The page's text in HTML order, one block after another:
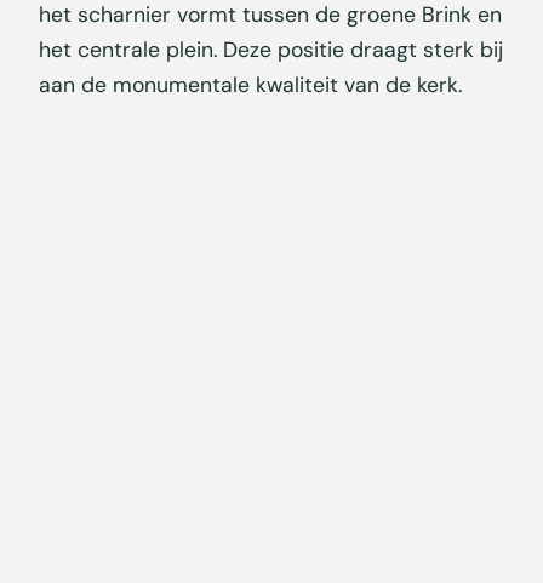
het scharnier vormt tussen de groene Brink en
het centrale plein. Deze positie draagt sterk bij
aan de monumentale kwaliteit van de kerk.